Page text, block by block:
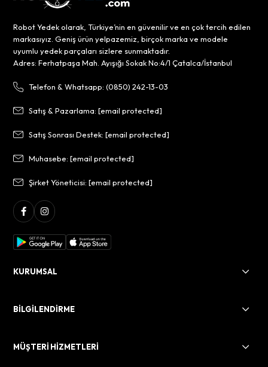
Robot Yedek olarak, Türkiye’nin en güvenilir ve en çok tercih edilen
markasıyız. Geniş ürün yelpazemiz, birçok marka ve modele
uyumlu yedek parçaları sizlere sunmaktadır.
Adres: Ferhatpaşa Mah. Ayışığı Sokak No:4/1 Çatalca/İstanbul
Telefon & Whatsapp: (0850) 242-13-03
Satış & Pazarlama:[email protected]
Satış Sonrası Destek:[email protected]
Muhasebe:[email protected]
Şirket Yöneticisi:[email protected]
KURUMSAL
BİLGİLENDİRME
MÜŞTERİ HİZMETLERİ